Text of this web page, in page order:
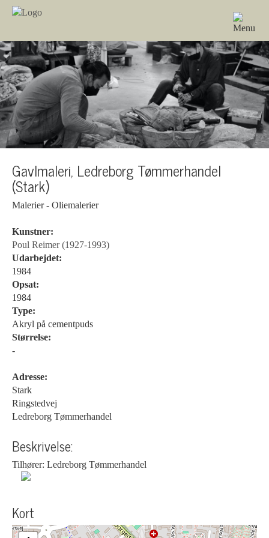
Gavlmaleri, Ledreborg Tømmerhandel
(Stark)
Malerier - Oliemalerier
Kunstner:
Poul Reimer (1927-1993)
Udarbejdet:
1984
Opsat:
1984
Type:
Akryl på cementpuds
Størrelse:
-
Adresse:
Stark
Ringstedvej
Ledreborg Tømmerhandel
Beskrivelse:
Tilhører: Ledreborg Tømmerhandel
Kort